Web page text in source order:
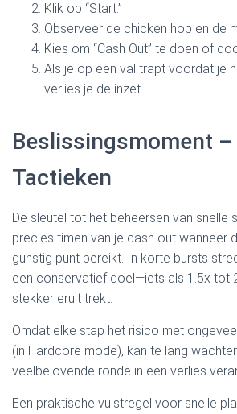
Klik op “Start.”
Observeer de chicken hop en de
Kies om “Cash Out” te doen of
Als je op een val trapt voordat je
verlies je de inzet.
Beslissingsmoment –
Tactieken
De sleutel tot het beheersen van snelle
precies timen van je cash out wanneer
gunstig punt bereikt. In korte bursts
een conservatief doel—iets als 1.5x tot
stekker eruit trekt.
Omdat elke stap het risico met
(in Hardcore mode), kan te lang
veelbelovende ronde in een verlies
Een praktische vuistregel voor snelle